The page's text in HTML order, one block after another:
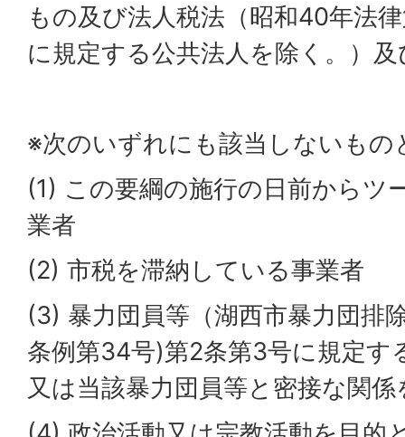
もの及び法人税法（昭和40年法
に規定する公共法人を除く。）
※次のいずれにも該当しないもの
(1) この要綱の施行の日前からツ
業者
(2) 市税を滞納している事業者
(3) 暴力団員等（湖西市暴力団排
条例第34号)第2条第3号に規定す
又は当該暴力団員等と密接な関